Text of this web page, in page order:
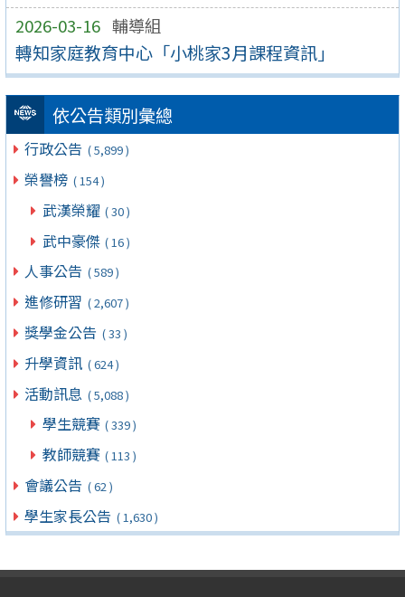
2026-03-16 輔導組
轉知家庭教育中心「小桃家3月課程資訊」
依公告類別彙總
行政公告 ( 5,899 )
榮譽榜 ( 154 )
武漢榮耀 ( 30 )
武中豪傑 ( 16 )
人事公告 ( 589 )
進修研習 ( 2,607 )
獎學金公告 ( 33 )
升學資訊 ( 624 )
活動訊息 ( 5,088 )
學生競賽 ( 339 )
教師競賽 ( 113 )
會議公告 ( 62 )
學生家長公告 ( 1,630 )